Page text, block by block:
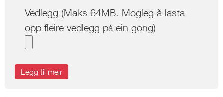
Vedlegg (Maks 64MB. Mogleg å lasta
opp fleire vedlegg på ein gong)
Legg til meir